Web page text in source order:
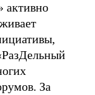
За